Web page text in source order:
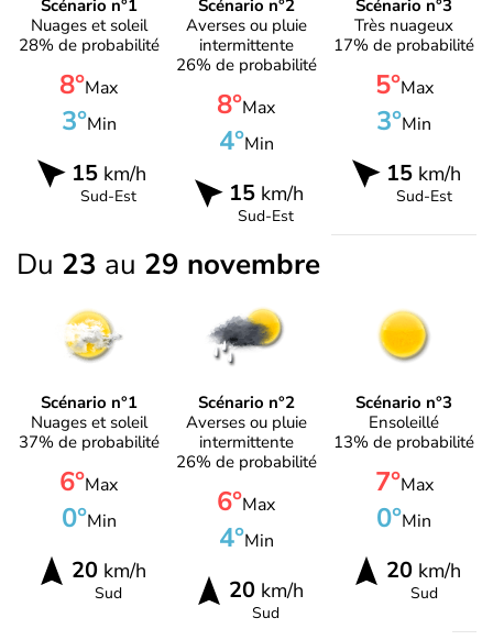
Scénario n°1
Nuages et soleil
28% de probabilité
8°Max
3°Min
15km/h
Sud-Est
Scénario n°2
Averses ou pluie
intermittente
26% de probabilité
8°Max
4°Min
15km/h
Sud-Est
Scénario n°3
Très nuageux
17% de probabilité
5°Max
3°Min
15 km/h
Sud-Est
Du 23 au 29 novembre
Scénario n°1
Nuages et soleil
37% de probabilité
6°Max
0°Min
20km/h
Sud
Scénario n°2
Averses ou pluie
intermittente
26% de probabilité
6°Max
4°Min
20km/h
Sud
Scénario n°3
Ensoleillé
13% de probabilité
7°Max
0°Min
20 km/h
Sud